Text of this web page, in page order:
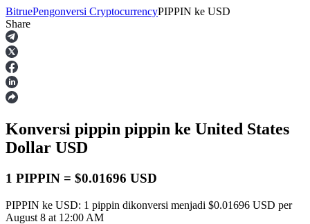
Berjangka
USDT Berjangka
BitruePengonversi CryptocurrencyPIPPIN ke USD
Share
Konversi pippin pippin ke United States
Dollar USD
1 PIPPIN = $0.01696 USD
PIPPIN ke USD: 1 pippin dikonversi menjadi $0.01696 USD per
August 8 at 12:00 AM